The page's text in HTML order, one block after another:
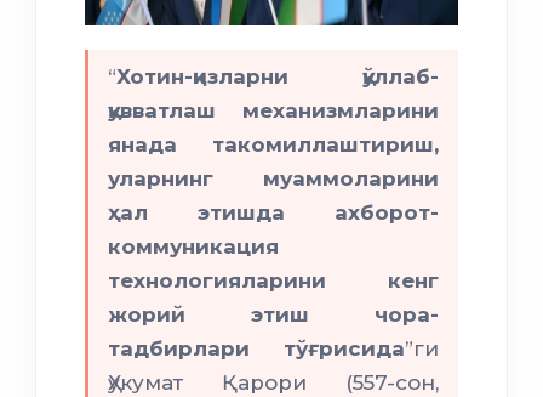
“Хотин-қизларни қўллаб-
қувватлаш механизмларини
янада такомиллаштириш,
уларнинг муаммоларини
ҳал этишда ахборот-
коммуникация
технологияларини кенг
жорий этиш чора-
тадбирлари тўғрисида”ги
Ҳукумат Қарори (557-сон,